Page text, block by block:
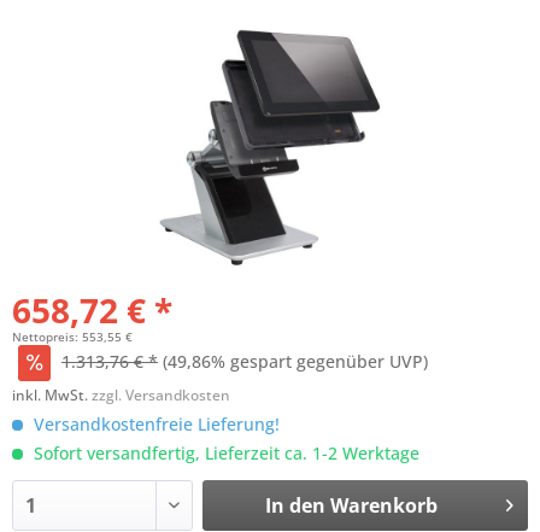
658,72 € *
Nettopreis: 553,55 €
1.313,76 € * (49,86% gespart gegenüber UVP)
inkl. MwSt.zzgl. Versandkosten
Versandkostenfreie Lieferung!
Sofort versandfertig, Lieferzeit ca. 1-2 Werktage
In den Warenkorb